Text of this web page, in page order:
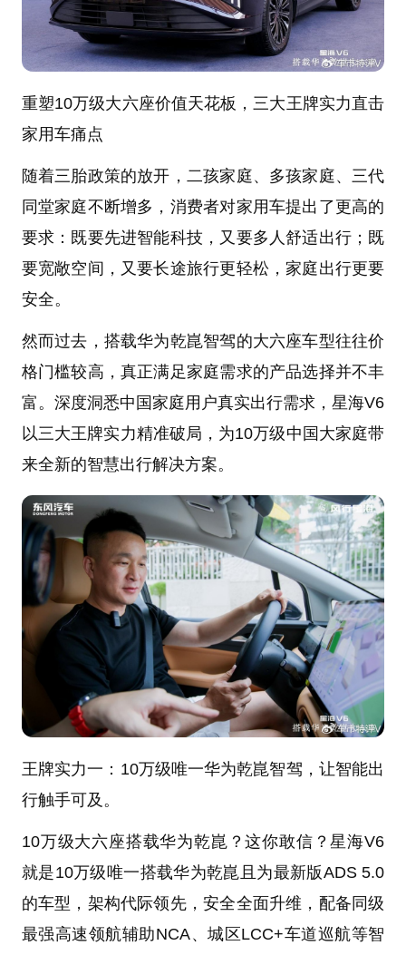
重塑10万级大六座价值天花板，三大王牌实力直击
家用车痛点
随着三胎政策的放开，二孩家庭、多孩家庭、三代
同堂家庭不断增多，消费者对家用车提出了更高的
要求：既要先进智能科技，又要多人舒适出行；既
要宽敞空间，又要长途旅行更轻松，家庭出行更要
安全。
然而过去，搭载华为乾崑智驾的大六座车型往往价
格门槛较高，真正满足家庭需求的产品选择并不丰
富。深度洞悉中国家庭用户真实出行需求，星海V6
以三大王牌实力精准破局，为10万级中国大家庭带
来全新的智慧出行解决方案。
王牌实力一：10万级唯一华为乾崑智驾，让智能出
行触手可及。
10万级大六座搭载华为乾崑？这你敢信？星海V6
就是10万级唯一搭载华为乾崑且为最新版ADS 5.0
的车型，架构代际领先，安全全面升维，配备同级
最强高速领航辅助NCA、城区LCC+车道巡航等智